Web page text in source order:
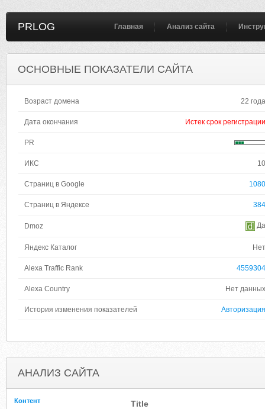
PRLOG Главная Анализ сайта
ОСНОВНЫЕ ПОКАЗАТЕЛИ САЙТА
Возраст домена 22 года
Дата окончания Истек срок регистрации
PR
ИКС 10
Страниц в Google 1080
Страниц в Яндексе 384
Dmoz Да
Яндекс Каталог Нет
Alexa Traffic Rank 4559304
Alexa Country Нет данных
История изменения показателей Авторизация
АНАЛИЗ САЙТА
Контент Title